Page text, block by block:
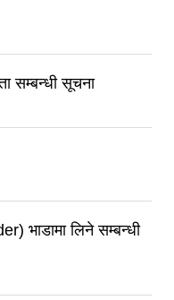
सम्बन्धी सूचना
भाडामा लिने सम्बन्धी